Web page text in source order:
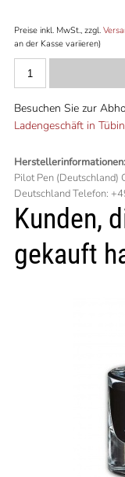
Preise inkl. MwSt., zzgl.
an der Kasse variieren)
Besuchen Sie zur
Ladengeschäft in
Herstellerinformationen:
Pilot Pen
Deutschland Telefon:
Kunden,
gekauft